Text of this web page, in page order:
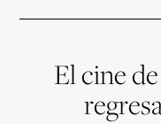
El cine